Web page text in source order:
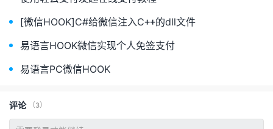
[微信HOOK]C#给微信注入C++的dll文件
易语言HOOK微信实现个人免签支付
易语言PC微信HOOK
评论（3）